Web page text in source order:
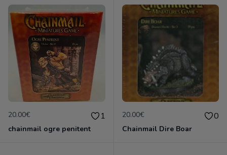
20.00€ 1
chainmail ogre penitent
20.00€ 0
Chainmail Dire Boar